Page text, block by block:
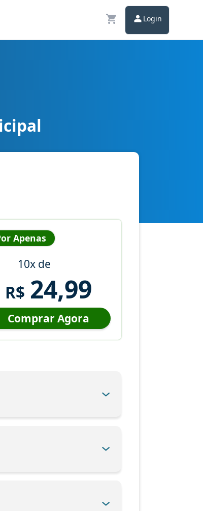
Login
Apenas
10x de
R$ 24,99
Comprar Agora